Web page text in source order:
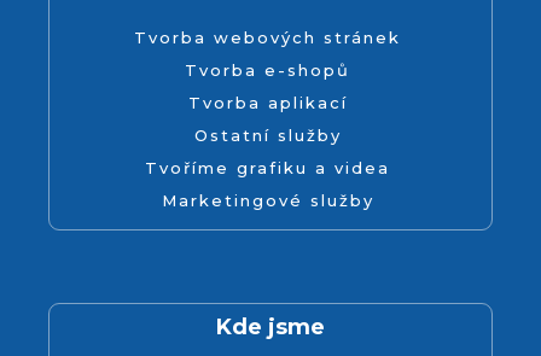
Tvorba webových stránek
Tvorba e-shopů
Tvorba aplikací
Ostatní služby
Tvoříme grafiku a videa
Marketingové služby
Kde jsme